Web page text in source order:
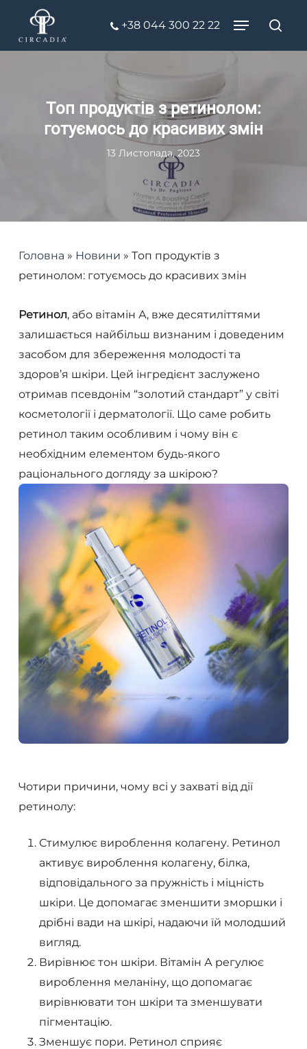
main
Menu
+38 044 300 22 22
Tоп продуктів з ретинолом:
готуємось до красивих змін
13 Листопада, 2023
Головна » Новини » Tоп продуктів з
ретинолом: готуємось до красивих змін
Ретинол, або вітамін А, вже десятиліттями
залишається найбільш визнаним і доведеним
засобом для збереження молодості та
здоров’я шкіри. Цей інгредієнт заслужено
отримав псевдонім “золотий стандарт” у світі
косметології і дерматології. Що саме робить
ретинол таким особливим і чому він є
необхідним елементом будь-якого
раціонального догляду за шкірою?
Чотири причини, чому всі у захваті від дії
ретинолу:
Стимулює вироблення колагену. Ретинол
активує вироблення колагену, білка,
відповідального за пружність і міцність
шкіри. Це допомагає зменшити зморшки і
дрібні вади на шкірі, надаючи їй молодший
вигляд.
Вирівнює тон шкіри. Вітамін А регулює
вироблення меланіну, що допомагає
вирівнювати тон шкіри та зменшувати
пігментацію.
Зменшує пори. Ретинол сприяє